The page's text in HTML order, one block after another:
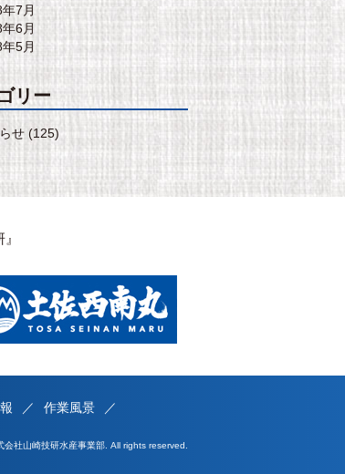
7月
6月
5月
リー
せ (125)
作業風景
社山崎技研水産事業部. All rights reserved.